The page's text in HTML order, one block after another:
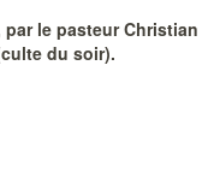
le pasteur Christian
du soir).